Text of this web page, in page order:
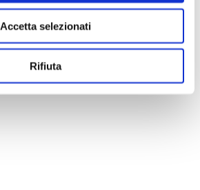
Accetta selezionati
Rifiuta